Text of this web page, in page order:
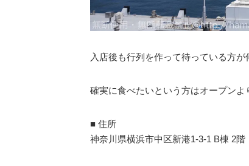
入店後も行列を作って待っている方が
確実に食べたいという方はオープンよ
■ 住所
神奈川県横浜市中区新港1-3-1 B棟 2階